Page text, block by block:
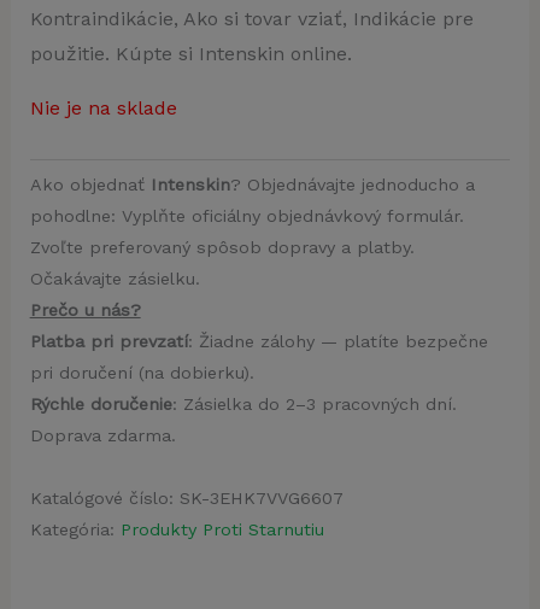
Kontraindikácie, Ako si tovar vziať, Indikácie pre
použitie. Kúpte si Intenskin online.
Nie je na sklade
Ako objednať Intenskin? Objednávajte jednoducho a
pohodlne: Vyplňte oficiálny objednávkový formulár.
Zvoľte preferovaný spôsob dopravy a platby.
Očakávajte zásielku.
Prečo u nás?
Platba pri prevzatí: Žiadne zálohy — platíte bezpečne
pri doručení (na dobierku).
Rýchle doručenie: Zásielka do 2–3 pracovných dní.
Doprava zdarma.
Katalógové číslo: SK-3EHK7VVG6607
Kategória: Produkty Proti Starnutiu